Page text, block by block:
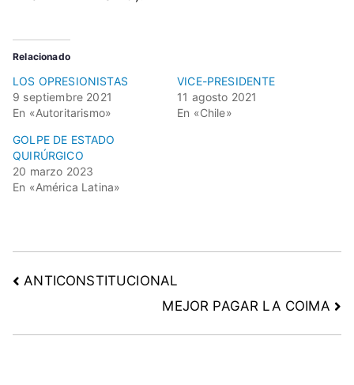
Relacionado
LOS OPRESIONISTAS
9 septiembre 2021
En «Autoritarismo»
VICE-PRESIDENTE
11 agosto 2021
En «Chile»
GOLPE DE ESTADO
QUIRÚRGICO
20 marzo 2023
En «América Latina»
ANTICONSTITUCIONAL
MEJOR PAGAR LA COIMA